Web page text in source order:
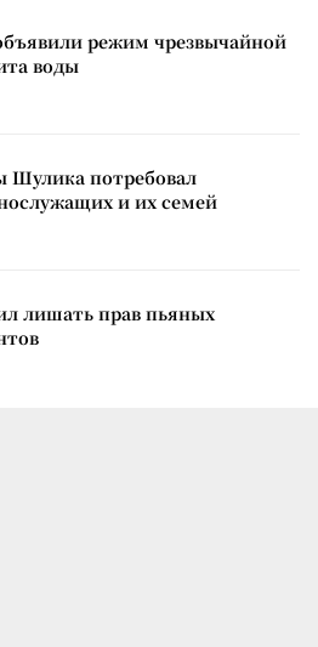
режим чрезвычайной
воды
Шулика потребовал
и их семей
лишать прав пьяных